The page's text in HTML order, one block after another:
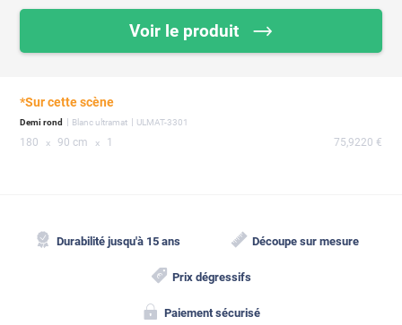
Voir le produit
*Sur cette scène
Demi rond Blanc ultramat ULMAT-3301
180 x 90 cm x 1 75,9220 €
Durabilité jusqu'à 15 ans Découpe sur mesure
Prix dégressifs
Paiement sécurisé